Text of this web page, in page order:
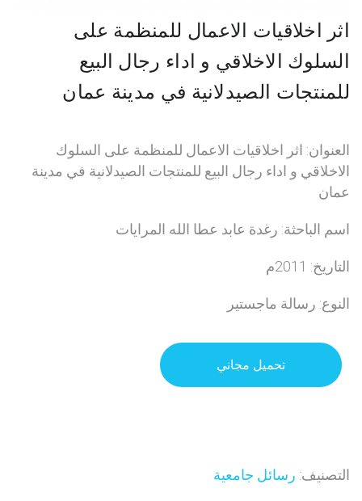
اثر اخلاقيات الاعمال للمنظمة على
السلوك الاخلاقي و اداء رجال البيع
للمنتجات الصيدلانية في مدينة عمان
العنوان: اثر اخلاقيات الاعمال للمنظمة على السلوك
الاخلاقي و اداء رجال البيع للمنتجات الصيدلانية في مدينة
عمان
اسم الباحثة: رغدة عابد عطا الله المرايات
التاريخ: 2011م
النوع: رسالة ماجستير
تحميل مجاني
التصنيف: رسائل جامعية